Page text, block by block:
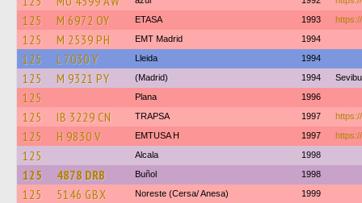
125 M 6972 OY ETASA 1993
125 M 2539 PH EMT Madrid 1994
125 L 7030 Y Lleida 1994
125 M 9321 PY (Madrid) 1994
125 Plana 1996
125 IB 3229 CN TRAPSA 1997
125 H 9830 V EMTUSA H 1997
125 Alcala 1998
125 4878 DRB Buñol 1998
125 5146 GBX Noreste (Cersa/ Anesa) 1999